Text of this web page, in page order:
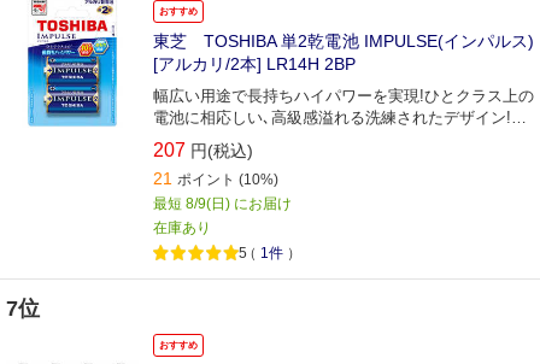
おすすめ
東芝 TOSHIBA 単2乾電池 IMPULSE(インパルス)
[アルカリ/2本] LR14H 2BP
幅広い用途で長持ちハイパワーを実現!ひとクラス上の
電池に相応しい､高級感溢れる洗練されたデザイン!2
本パック｡
207 円(税込)
21 ポイント (10%)
最短 8/9(日) にお届け
在庫あり
5（ 1件 ）
7位
おすすめ